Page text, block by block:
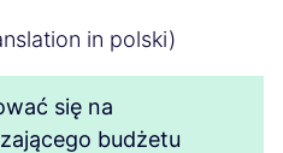
in polski)
się na
budżetu